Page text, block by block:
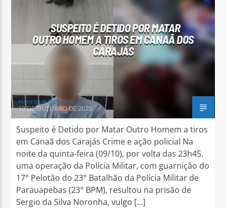
SUSPEITO É DETIDO POR MATAR
OUTRO HOMEM A TIROS EM CANAÃ DOS
CARAJÁS
Henrique Gonzaga
10 DE OUTUBRO DE 2025
Suspeito é Detido por Matar Outro Homem a tiros
em Canaã dos Carajás Crime e ação policial Na
noite da quinta-feira (09/10), por volta das 23h45,
uma operação da Polícia Militar, com guarnição do
17° Pelotão do 23° Batalhão da Polícia Militar de
Parauapebas (23° BPM), resultou na prisão de
Sergio da Silva Noronha, vulgo […]